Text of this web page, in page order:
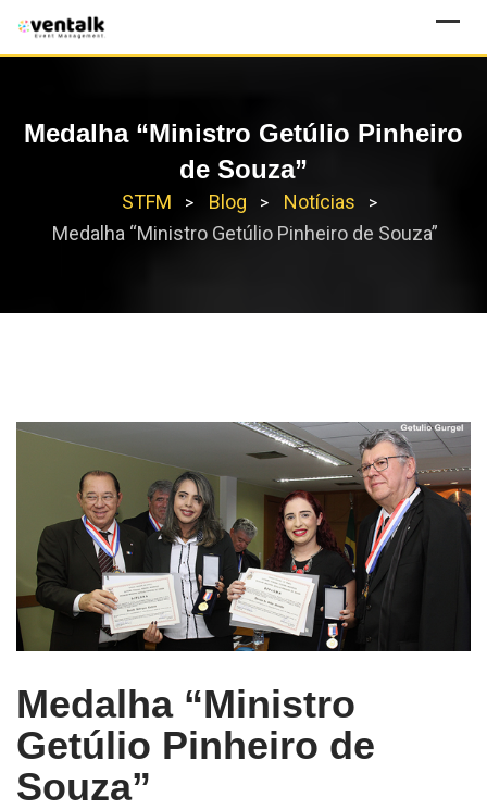
Medalha “Ministro Getúlio Pinheiro
de Souza”
STFM > Blog > Notícias >
Medalha “Ministro Getúlio Pinheiro de Souza”
Medalha “Ministro
Getúlio Pinheiro de
Souza”